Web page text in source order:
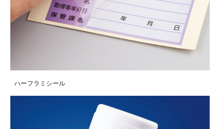
ハーフラミシール